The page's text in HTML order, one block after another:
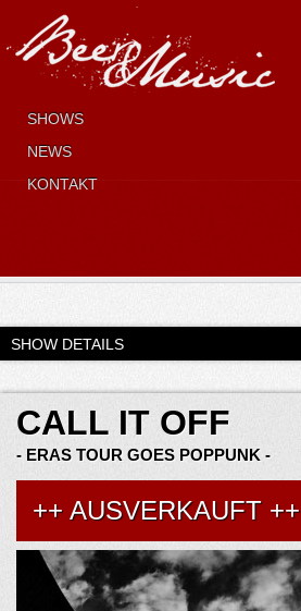
SHOWS
NEWS
KONTAKT
SHOW DETAILS
CALL IT OFF
- ERAS TOUR GOES POPPUNK -
++ AUSVERKAUFT ++